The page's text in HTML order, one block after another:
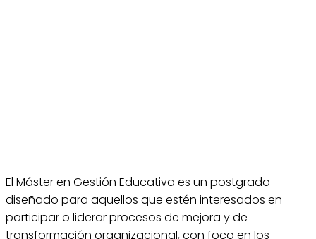
El Máster en Gestión Educativa es un postgrado
diseñado para aquellos que estén interesados en
participar o liderar procesos de mejora y de
transformación organizacional, con foco en los